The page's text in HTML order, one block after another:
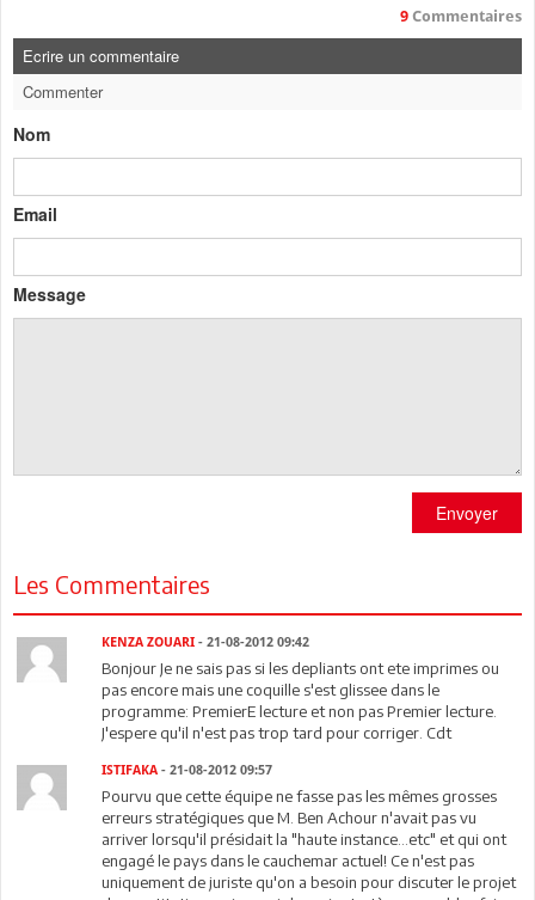
9 Commentaires
Ecrire un commentaire
Commenter
Nom
Email
Message
Envoyer
Les Commentaires
KENZA ZOUARI - 21-08-2012 09:42
Bonjour Je ne sais pas si les depliants ont ete imprimes ou
pas encore mais une coquille s'est glissee dans le
programme: PremierE lecture et non pas Premier lecture.
J'espere qu'il n'est pas trop tard pour corriger. Cdt
ISTIFAKA - 21-08-2012 09:57
Pourvu que cette équipe ne fasse pas les mêmes grosses
erreurs stratégiques que M. Ben Achour n'avait pas vu
arriver lorsqu'il présidait la "haute instance...etc" et qui ont
engagé le pays dans le cauchemar actuel! Ce n'est pas
uniquement de juriste qu'on a besoin pour discuter le projet